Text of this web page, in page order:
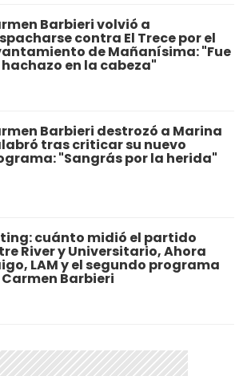
Barbieri volvió a
contra El Trece por el
de Mañanísima: "Fue
hachazo en la cabeza"
Barbieri destrozó a Marina
tras criticar su nuevo
"Sangrás por la herida"
cuánto midió el partido
River y Universitario, Ahora
LAM y el segundo programa
Carmen Barbieri